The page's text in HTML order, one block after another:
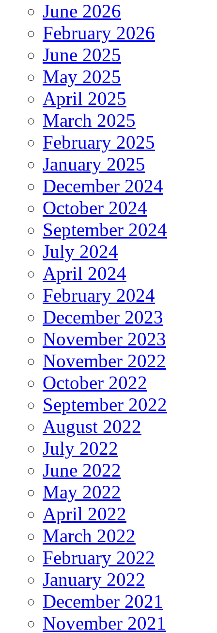
June 2026
February 2026
June 2025
May 2025
April 2025
March 2025
February 2025
January 2025
December 2024
October 2024
September 2024
July 2024
April 2024
February 2024
December 2023
November 2023
November 2022
October 2022
September 2022
August 2022
July 2022
June 2022
May 2022
April 2022
March 2022
February 2022
January 2022
December 2021
November 2021